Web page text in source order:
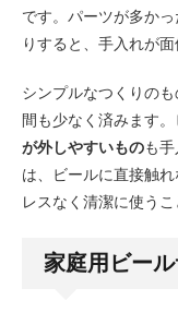
です。パーツが多か
りすると、手入れが
シンプルなつくりの
間も少なく済みます
が外しやすいものも
は、ビールに直接触
レスなく清潔に使うこ
家庭用ビー